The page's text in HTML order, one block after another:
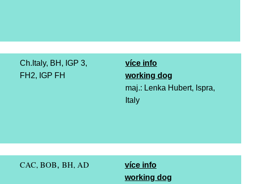
Ch.Italy, BH, IGP 3,
FH2, IGP FH
více info
working dog
maj.: Lenka Hubert, Ispra,
Italy
CAC, BOB, BH, AD
více info
working dog